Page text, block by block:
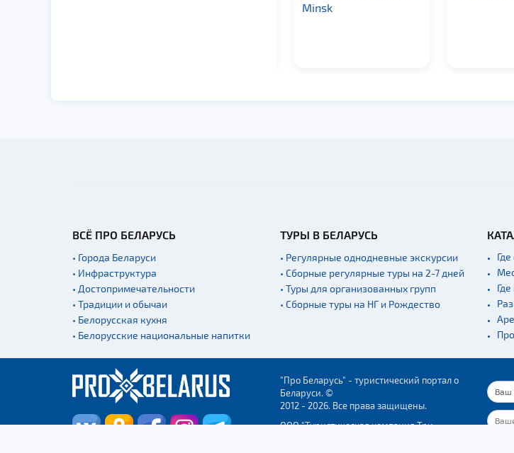
Minsk
ВСЁ ПРО БЕЛАРУСЬ
• Города Беларуси
• Инфраструктура
• Достопримечательности
• Традиции и обычаи
• Белорусская кухня
• Белорусские национальные напитки
ТУРЫ В БЕЛАРУСЬ
• Регулярные однодневные экскурсии
• Сборные регулярные туры на 2-7 дней
• Туры для организованных групп
• Сборные туры на НГ и Рождество
"Про Беларусь" - туристический портал о
Беларуси. ©
2012 - 2026. Все права защищены.
ООО "Туристическая компания Три